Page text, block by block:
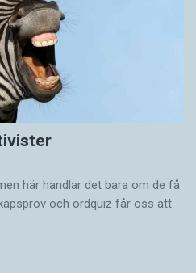
här handlar det bara om de få
och ordquiz får oss att